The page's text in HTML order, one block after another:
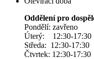
Oddělení pro
Pondělí: zavřeno
Úterý: 12:30-17:30
Středa: 12:30-17:30
Čtvrtek: 12:30-17:30